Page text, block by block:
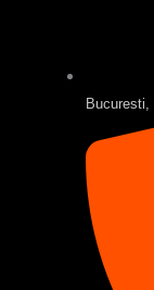
Bucuresti,